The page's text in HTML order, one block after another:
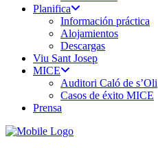
Planifica
Información práctica
Alojamientos
Descargas
Viu Sant Josep
MICE
Auditori Caló de s’Oli
Casos de éxito MICE
Prensa